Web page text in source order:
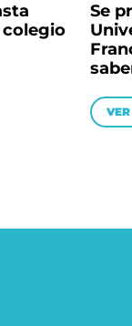
Se